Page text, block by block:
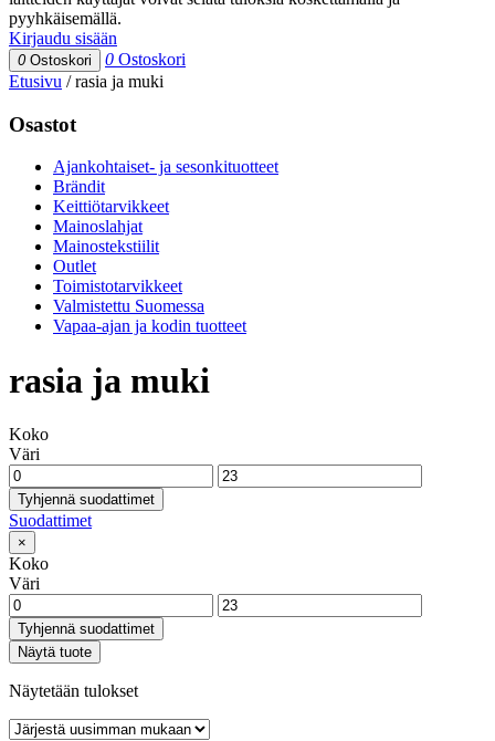
pyyhkäisemällä.
Kirjaudu sisään
0 Ostoskori 0 Ostoskori
Etusivu /rasia ja muki
Osastot
Ajankohtaiset- ja sesonkituotteet
Brändit
Keittiötarvikkeet
Mainoslahjat
Mainostekstiilit
Outlet
Toimistotarvikkeet
Valmistettu Suomessa
Vapaa-ajan ja kodin tuotteet
rasia ja muki
Koko
Väri
Tyhjennä suodattimet
Suodattimet
×
Koko
Väri
Tyhjennä suodattimet
Näytä tuote
Näytetään tulokset